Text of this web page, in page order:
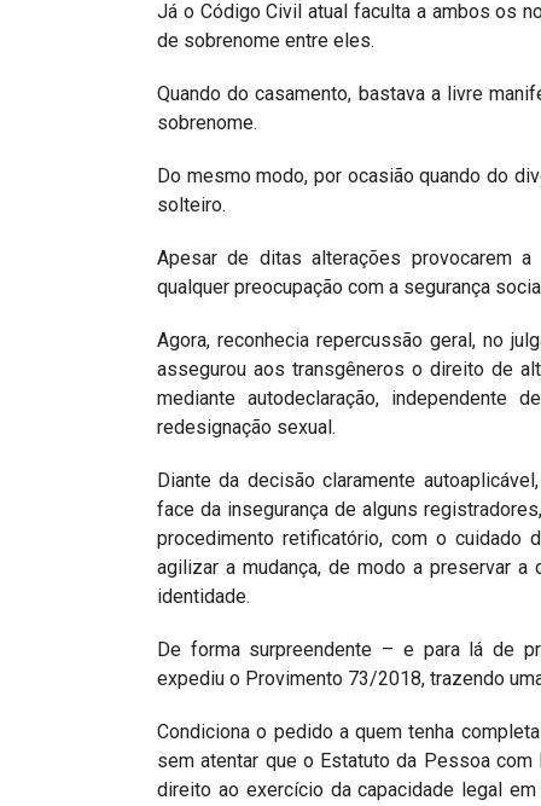
Já o Código Civil atual faculta a ambos os
de sobrenome entre eles.
Quando do casamento, bastava a livre
sobrenome.
Do mesmo modo, por ocasião quando do
solteiro.
Apesar de ditas alterações provocarem
qualquer preocupação com a segurança
Agora, reconhecia repercussão geral, no
assegurou aos transgêneros o direito de
mediante autodeclaração, independente
redesignação sexual.
Diante da decisão claramente
face da insegurança de alguns
procedimento retificatório, com o cuidado
agilizar a mudança, de modo a preservar
identidade.
De forma surpreendente – e para lá de
expediu o Provimento 73/2018, trazendo
Condiciona o pedido a quem tenha
sem atentar que o Estatuto da Pessoa
direito ao exercício da capacidade legal